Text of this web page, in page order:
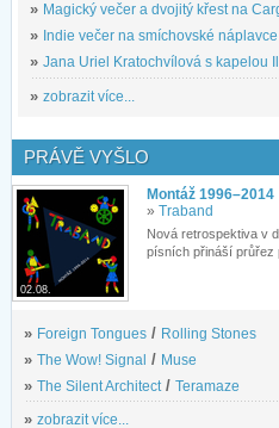
» Magický večer a dvojitý křest na
» Indie večer na smíchovské náplavce
» Jana Uriel Kratochvílová s kapelou
» zobrazit více...
PRÁVĚ VYŠLO
02.08.
Montáž 1996–2014
» Traband
Nová retrospektiva v
písních přináší průřez
» Foreign Tongues / Rolling Stones
» The Wow! Signal / Muse
» The Silent Architect / Teramaze
» zobrazit více...